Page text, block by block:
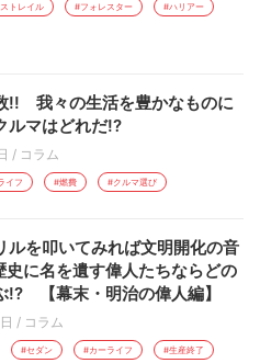
トレイル #フォレスター #ハリアー
!! 我々の生活を豊かなものに
ルマはどれだ!?
/ コラム
イフ #燃費 #クルマ選び
ルを叩いてみれば文明開化の音
に名を遺す偉人たちならどの
!? 【幕末・明治の偉人編】
/ コラム
#セダン #カーライフ #生産終了